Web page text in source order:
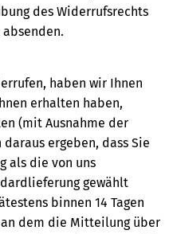
des Widerrufsrechts
haben wir Ihnen
erhalten haben,
(mit Ausnahme der
ergeben, dass Sie
als die von uns
gewählt
binnen 14 Tagen
an dem die Mitteilung über